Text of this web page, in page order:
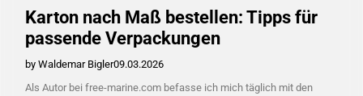
Karton nach Maß bestellen: Tipps für
passende Verpackungen
by Waldemar Bigler09.03.2026
Als Autor bei free-marine.com befasse ich mich täglich mit den